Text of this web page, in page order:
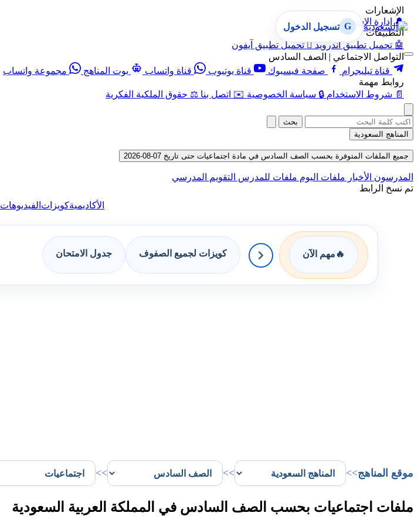
الإشعارات
🔔 إدارة الإشعارات
التطبيقات
🤖 تحميل تطبيق أندرويد  تحميل تطبيق آيفون
التواصل الاجتماعي | الصف السادس
قناة تيليجرام
صفحة فيسبوك قناة يوتيوب قناة واتساب بوت المناهج
مجموعة واتساب
روابط مهمة
📄 شروط الاستخدام 🔒 سياسة الخصوصية ✉️ اتصل بنا ⚖️ حقوق الملكية الفكرية
G تسجيل الدخول
بحث
المناهج السعودية
جميع الملفات المتوفرة بحسب الصف السادس في مادة اجتماعيات حتى تاريخ 07-08-2026
المدرسون الأخبار ملفات اليوم ملفات للمدرس التقويم المدرسي
تم نسخ الرابط
الأكاديميةكويزات الفيديوهات
🔥 مهم الآن كويزات لجميع الصفوف جدول الامتحان
موقع المناهج>>
>>
>>
ملفات اجتماعيات بحسب الصف السادس في المملكة العربية السعودية